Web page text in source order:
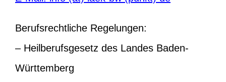
Berufsrechtliche Regelungen:
– Heilberufsgesetz des Landes Baden-
Württemberg